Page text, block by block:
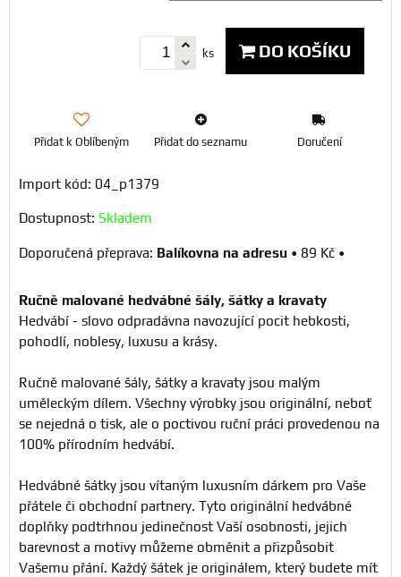
ks DO KOŠÍKU
Přidat k Oblíbeným Přidat do seznamu Doručení
Import kód: 04_p1379
Dostupnost: Skladem
Balíkovna na adresu • 89 Kč •
Ručně malované hedvábné šály, šátky a kravaty
Hedvábí - slovo odpradávna navozující pocit hebkosti,
pohodlí, noblesy, luxusu a krásy.
Ručně malované šály, šátky a kravaty jsou malým
uměleckým dílem. Všechny výrobky jsou originální, neboť
se nejedná o tisk, ale o poctivou ruční práci provedenou na
100% přírodním hedvábí.
Hedvábné šátky jsou vítaným luxusním dárkem pro Vaše
přátele či obchodní partnery. Tyto originální hedvábné
doplňky podtrhnou jedinečnost Vaší osobnosti, jejich
barevnost a motivy můžeme obměnit a přizpůsobit
Vašemu přání. Každý šátek je originálem, který budete mít